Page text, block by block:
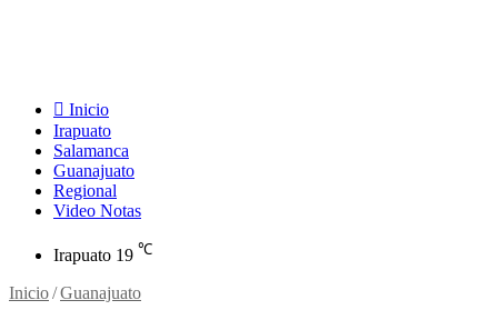
Inicio
Irapuato
Salamanca
Guanajuato
Regional
Video Notas
Irapuato 19 ℃
Inicio/Guanajuato